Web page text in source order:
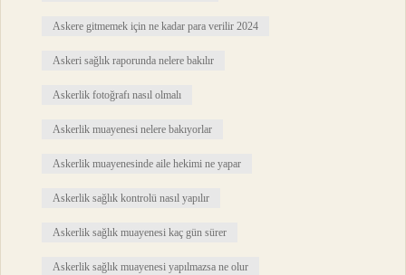
Askere gitmemek için ne kadar para verilir 2024
Askeri sağlık raporunda nelere bakılır
Askerlik fotoğrafı nasıl olmalı
Askerlik muayenesi nelere bakıyorlar
Askerlik muayenesinde aile hekimi ne yapar
Askerlik sağlık kontrolü nasıl yapılır
Askerlik sağlık muayenesi kaç gün sürer
Askerlik sağlık muayenesi yapılmazsa ne olur